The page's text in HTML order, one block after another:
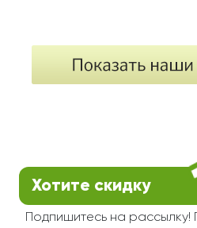
Хотите скидку
Подпишитесь на